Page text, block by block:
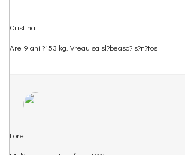
Cristina
Are 9 ani ?i 53 kg. Vreau sa sl?beasc? s?n?tos
Lore